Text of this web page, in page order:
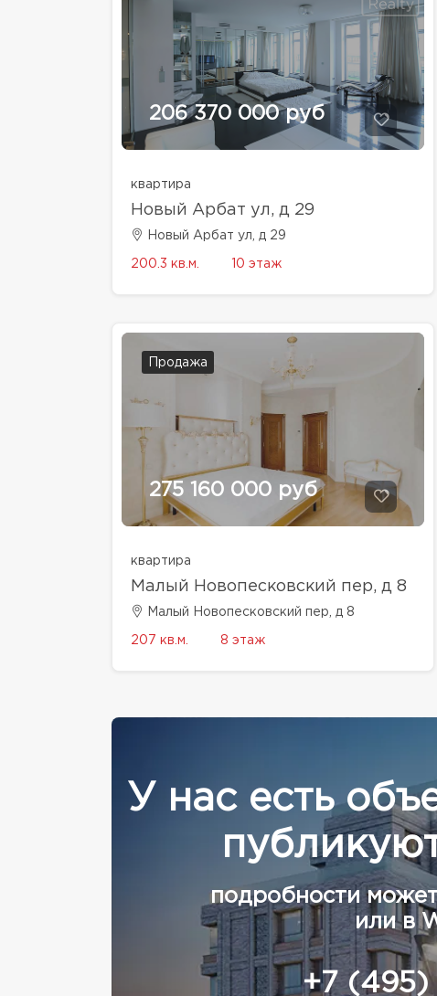
206 370 000 руб
квартира
Новый Арбат ул, д 29
Новый Арбат ул, д 29
200.3 кв.м. 10 этаж
Продажа
275 160 000 руб
квартира
Малый Новопесковский пер, д 8
Малый Новопесковский пер, д 8
207 кв.м. 8 этаж
У нас есть
подробности
или в
+7 (495)